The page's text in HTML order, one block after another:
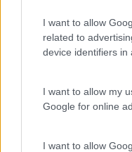
I want to allow
related to
device identifiers in
I want to allow my
Google for online
I want to allow
COMPETÊNCIAS
Que o futuro é digital,
contratar pessoas
LEIA MAIS